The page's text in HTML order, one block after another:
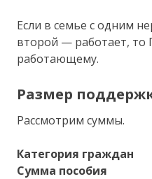
Если в семье с одним
второй — работает, то
работающему.
Размер
Рассмотрим суммы.
Категория граждан
Сумма пособия